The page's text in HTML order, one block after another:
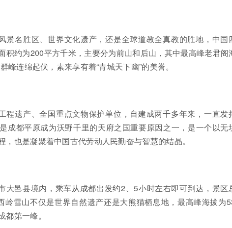
景名胜区、世界文化遗产，还是全球道教全真教的胜地，中国
积约为200平方千米，主要分为前山和后山，其中最高峰老君阁
峰连绵起伏，素来享有着“青城天下幽”的美誉。
程遗产、全国重点文物保护单位，自建成两千多年来，一直发
成都平原成为沃野千里的天府之国重要原因之一，是一个以无
，也是凝聚着中国古代劳动人民勤奋与智慧的结晶。
大邑县境内，乘车从成都出发约2、5小时左右即可到达，景区
岭雪山不仅是世界自然遗产还是大熊猫栖息地，最高峰海拔为
第一峰。